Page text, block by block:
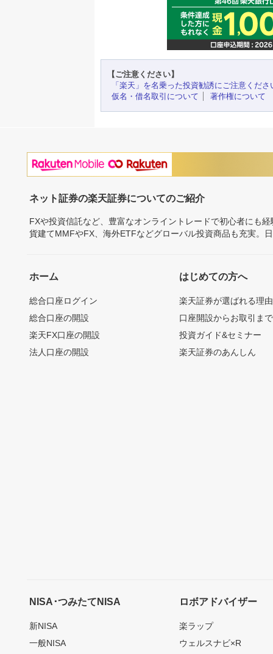
【ご注意ください】
「楽天」を名乗った投資勧誘にご注意くださ
仮名・借名取引について
著作権について
ネット証券の楽天証券についてのご紹介
FXや投資信託など、豊富なオンライントレードで初心者にも
貨建てMMFやFX、海外ETFなどグローバル投資商品も充実。
ホーム
総合口座ログイン
総合口座の開設
楽天FX口座の開設
法人口座の開設
はじめての方へ
楽天証券が選ばれる理由
口座開設からお取引ま
投資ガイド&セミナー
楽天証券のあんしん
NISA･つみたてNISA
新NISA
一般NISA
ロボアドバイザー
楽ラップ
ウェルスナビ×R